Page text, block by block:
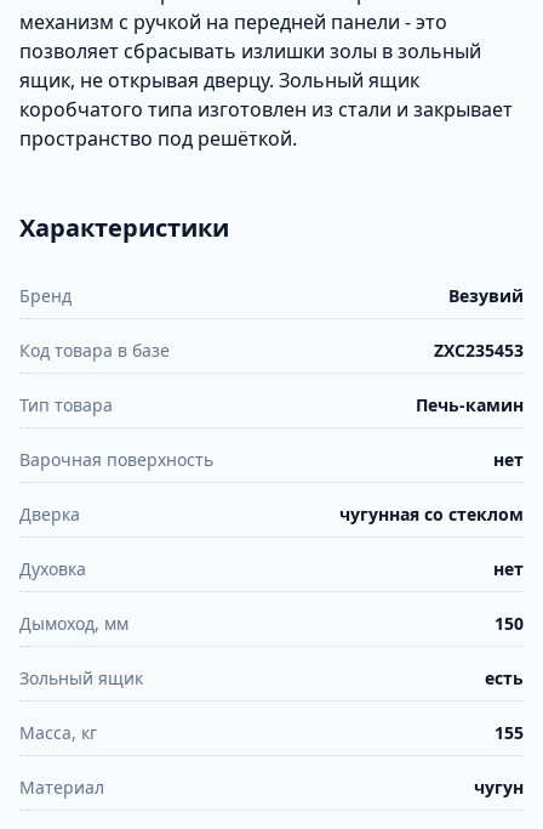
механизм с ручкой на передней панели - это
позволяет сбрасывать излишки золы в зольный
ящик, не открывая дверцу. Зольный ящик
коробчатого типа изготовлен из стали и закрывает
пространство под решёткой.
Характеристики
Бренд Везувий
Код товара в базе ZXC235453
Тип товара Печь-камин
Варочная поверхность нет
Дверка чугунная со стеклом
Духовка нет
Дымоход, мм 150
Зольный ящик есть
Масса, кг 155
Материал чугун